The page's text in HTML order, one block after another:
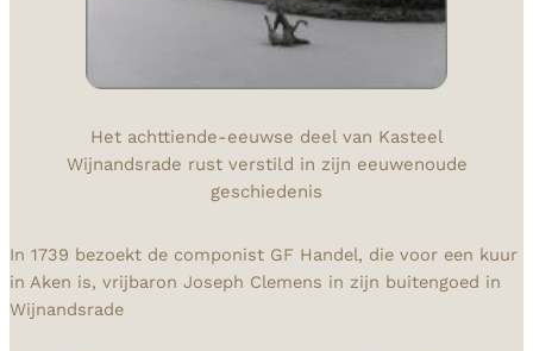
Het achttiende-eeuwse deel van Kasteel
Wijnandsrade rust verstild in zijn eeuwenoude
geschiedenis
In 1739 bezoekt de componist GF Handel, die voor een kuur
in Aken is, vrijbaron Joseph Clemens in zijn buitengoed in
Wijnandsrade